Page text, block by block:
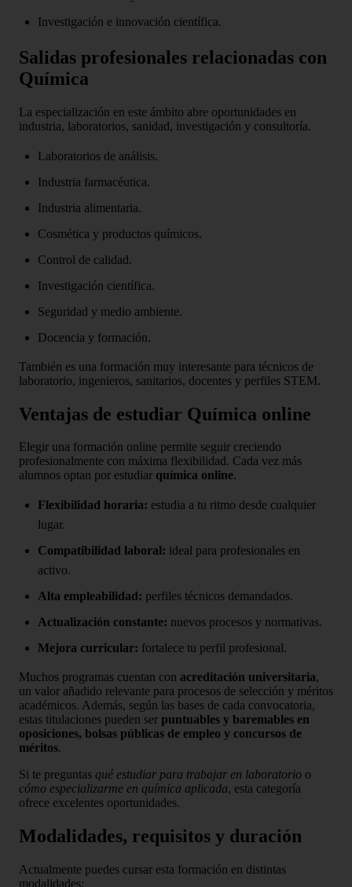
Investigación e innovación científica.
Salidas profesionales relacionadas con
Química
La especialización en este ámbito abre oportunidades en
industria, laboratorios, sanidad, investigación y consultoría.
Laboratorios de análisis.
Industria farmacéutica.
Industria alimentaria.
Cosmética y productos químicos.
Control de calidad.
Investigación científica.
Seguridad y medio ambiente.
Docencia y formación.
También es una formación muy interesante para técnicos de
laboratorio, ingenieros, sanitarios, docentes y perfiles STEM.
Ventajas de estudiar Química online
Elegir una formación online permite seguir creciendo
profesionalmente con máxima flexibilidad. Cada vez más
alumnos optan por estudiar química online.
Flexibilidad horaria: estudia a tu ritmo desde cualquier
lugar.
Compatibilidad laboral: ideal para profesionales en
activo.
Alta empleabilidad: perfiles técnicos demandados.
Actualización constante: nuevos procesos y normativas.
Mejora curricular: fortalece tu perfil profesional.
Muchos programas cuentan con acreditación universitaria,
un valor añadido relevante para procesos de selección y méritos
académicos. Además, según las bases de cada convocatoria,
estas titulaciones pueden ser puntuables y baremables en
oposiciones, bolsas públicas de empleo y concursos de
méritos.
Si te preguntas qué estudiar para trabajar en laboratorio o
cómo especializarme en química aplicada, esta categoría
ofrece excelentes oportunidades.
Modalidades, requisitos y duración
Actualmente puedes cursar esta formación en distintas
modalidades: